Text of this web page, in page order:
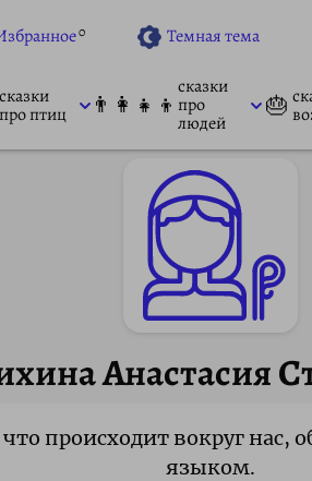
0 Темная тема
сказки
про птиц 👨‍👩‍👧‍👦
сказки
про
людей
🎂
Анастасия
происходит вокруг
языком.